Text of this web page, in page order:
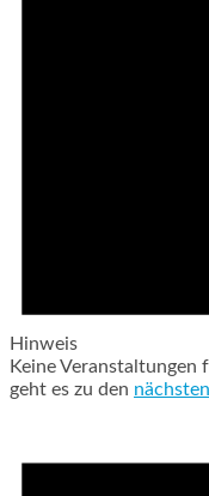
Hinweis
Keine Veranstaltungen
geht es zu den